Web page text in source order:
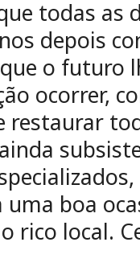
todas as
depois
que o futuro
ocorrer,
restaurar
uma boa
rico local.